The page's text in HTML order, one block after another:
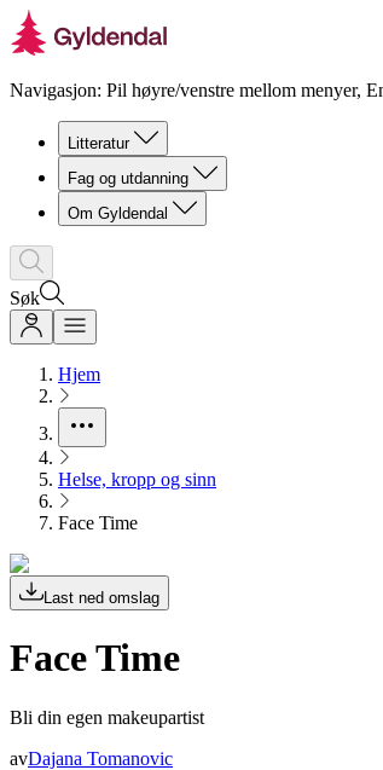
Navigasjon: Pil høyre/venstre mellom menyer,
Litteratur
Fag og utdanning
Om Gyldendal
Søk
Hjem
Helse, kropp og sinn
Face Time
Last ned omslag
Face Time
Bli din egen makeupartist
avDajana Tomanovic